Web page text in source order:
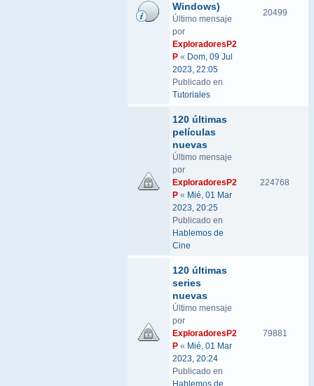
Windows)
Último mensaje
por
ExploradoresP2
P « Dom, 09 Jul
2023, 22:05
Publicado en
Tutoriales
20499
120 últimas
películas
nuevas
Último mensaje
por
ExploradoresP2
P « Mié, 01 Mar
2023, 20:25
Publicado en
Hablemos de
Cine
224768
120 últimas
series
nuevas
Último mensaje
por
ExploradoresP2
P « Mié, 01 Mar
2023, 20:24
Publicado en
Hablemos de
79881